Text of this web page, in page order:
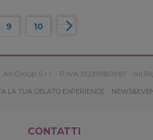
9 10
Group S.r.l. - P.IVA 13239980967 - All
LA TUA GELATO EXPERIENCE
CONTATTI